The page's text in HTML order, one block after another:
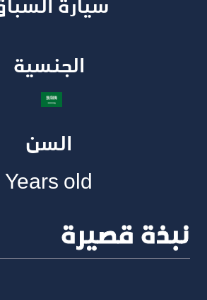
سيارة
الجنسية​
السن
Years old
نبذة قصيرة